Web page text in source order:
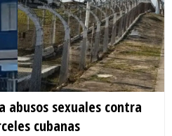
abusos sexuales contra
cubanas